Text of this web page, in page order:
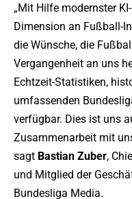
„Mit Hilfe modernster
Dimension an Fußball-
die Wünsche, die
Vergangenheit an uns
Echtzeit-Statistiken,
umfassenden
verfügbar. Dies ist uns
Zusammenarbeit mit
sagt Bastian Zuber,
und Mitglied der
Bundesliga Media.